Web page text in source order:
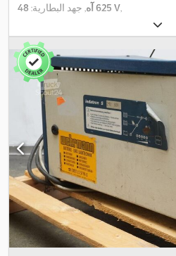
625 آه
, جهد البطارية: 48 V,